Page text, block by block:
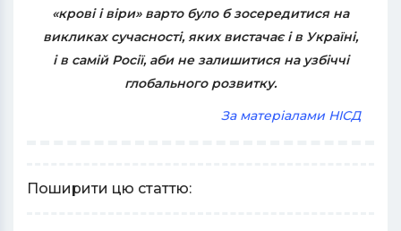
«крові і віри» варто було б зосередитися на
викликах сучасності, яких вистачає і в Україні,
і в самій Росії, аби не залишитися на узбіччі
глобального розвитку.
За матеріалами НІСД
Поширити цю статтю: